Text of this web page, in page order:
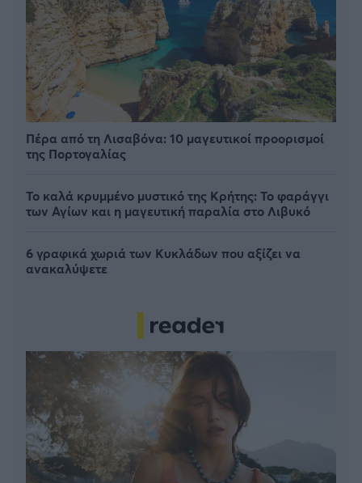
Πέρα από τη Λισαβόνα: 10 μαγευτικοί προορισμοί
της Πορτογαλίας
Το καλά κρυμμένο μυστικό της Κρήτης: Το φαράγγι
των Αγίων και η μαγευτική παραλία στο Λιβυκό
6 γραφικά χωριά των Κυκλάδων που αξίζει να
ανακαλύψετε